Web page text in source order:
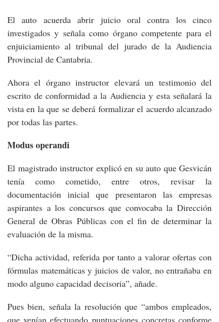
El auto acuerda abrir juicio oral contra los cinco
investigados y señala como órgano competente para el
enjuiciamiento al tribunal del jurado de la Audiencia
Provincial de Cantabria.
Ahora el órgano instructor elevará un testimonio del
escrito de conformidad a la Audiencia y esta señalará la
vista en la que se deberá formalizar el acuerdo alcanzado
por todas las partes.
Modus operandi
El magistrado instructor explicó en su auto que Gesvicán
tenía como cometido, entre otros, revisar la
documentación inicial que presentaron las empresas
aspirantes a los concursos que convocaba la Dirección
General de Obras Públicas con el fin de determinar la
evaluación de la misma.
“Dicha actividad, referida por tanto a valorar ofertas con
fórmulas matemáticas y juicios de valor, no entrañaba en
modo alguno capacidad decisoria”, añade.
Pues bien, señala la resolución que “ambos empleados,